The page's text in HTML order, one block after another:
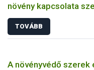
növény kapcsolata
TOVÁBB
A növényvédő